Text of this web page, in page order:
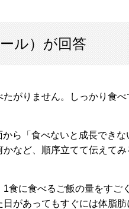
ル）が回答
がりません。しっかり食
ら「食べないと成長でき
など、順序立てて伝えてみ
に食べるご飯の量をすご
があってもすぐには体脂